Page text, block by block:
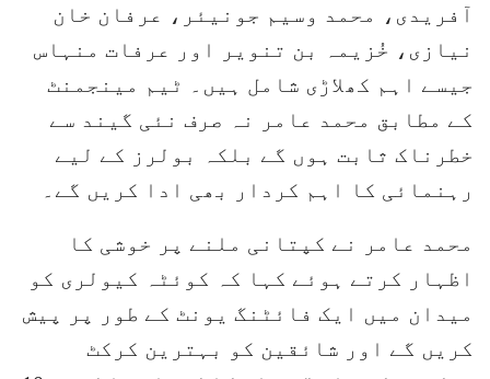
آفریدی، محمد وسیم جونیئر، عرفان خان
نیازی، خُزیمہ بن تنویر اور عرفات منہاس
جیسے اہم کھلاڑی شامل ہیں۔ ٹیم مینجمنٹ
کے مطابق محمد عامر نہ صرف نئی گیند سے
خطرناک ثابت ہوں گے بلکہ بولرز کے لیے
رہنمائی کا اہم کردار بھی ادا کریں گے۔
محمد عامر نے کپتانی ملنے پر خوشی کا
اظہار کرتے ہوئے کہا کہ کوئٹہ کیولری کو
میدان میں ایک فائٹنگ یونٹ کے طور پر پیش
کریں گے اور شائقین کو بہترین کرکٹ